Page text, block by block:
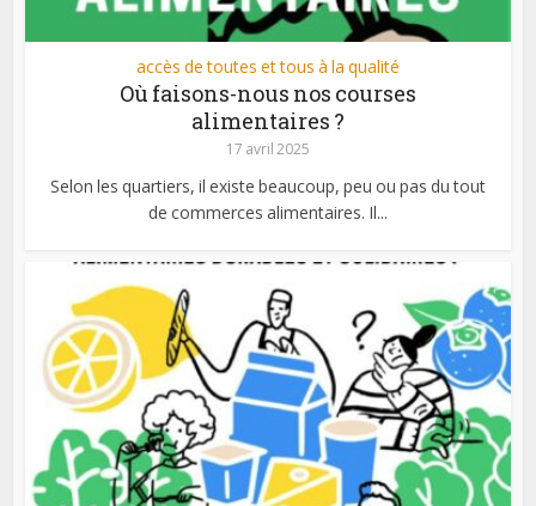
accès de toutes et tous à la qualité
Où faisons-nous nos courses
alimentaires ?
17 avril 2025
Selon les quartiers, il existe beaucoup, peu ou pas du tout
de commerces alimentaires. Il...